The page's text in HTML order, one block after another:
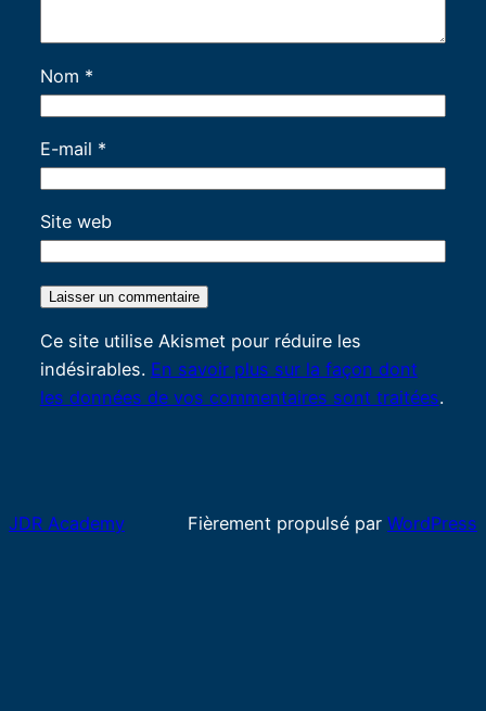
Nom *
E-mail *
Site web
Ce site utilise Akismet pour réduire les
indésirables. En savoir plus sur la façon dont
les données de vos commentaires sont traitées.
JDR Academy Fièrement propulsé par WordPress